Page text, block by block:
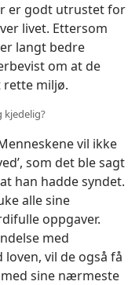
er godt utrustet for
livet. Ettersom
langt bedre
om at de
rette miljø.
kjedelig?
vil ikke
som det ble sagt
han hadde syndet.
alle sine
oppgaver.
med
vil de også få
sine nærmeste